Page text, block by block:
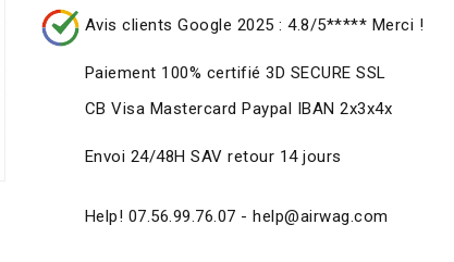
Avis clients Google 2025 : 4.8/5***** Merci !
Paiement 100% certifié 3D SECURE SSL
CB Visa Mastercard Paypal IBAN 2x3x4x
Envoi 24/48H SAV retour 14 jours
Help! 07.56.99.76.07 - help@airwag.com